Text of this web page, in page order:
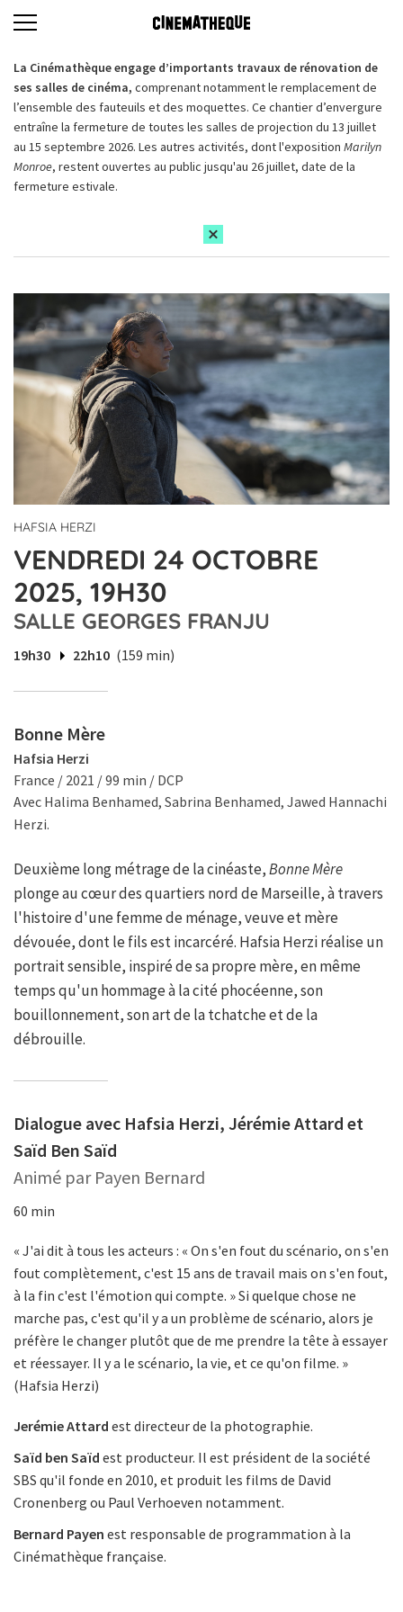
La Cinémathèque engage d’importants travaux de rénovation de
ses salles de cinéma, comprenant notamment le remplacement de
l’ensemble des fauteuils et des moquettes. Ce chantier d’envergure
entraîne la fermeture de toutes les salles de projection du 13 juillet
au 15 septembre 2026. Les autres activités, dont l'exposition Marilyn
Monroe, restent ouvertes au public jusqu'au 26 juillet, date de la
fermeture estivale.
HAFSIA HERZI
VENDREDI 24 OCTOBRE
2025, 19H30
SALLE GEORGES FRANJU
19h30 22h10 (159 min)
Bonne Mère
Hafsia Herzi
France / 2021 / 99 min / DCP
Avec Halima Benhamed, Sabrina Benhamed, Jawed Hannachi
Herzi.
Deuxième long métrage de la cinéaste,Bonne Mère
plonge au cœur des quartiers nord de Marseille, à travers
l'histoire d'une femme de ménage, veuve et mère
dévouée, dont le fils est incarcéré. Hafsia Herzi réalise un
portrait sensible, inspiré de sa propre mère, en même
temps qu'un hommage à la cité phocéenne, son
bouillonnement, son art de la tchatche et de la
débrouille.
Dialogue avec Hafsia Herzi, Jérémie Attard et
Saïd Ben Saïd
Animé par Payen Bernard
60 min
« J'ai dit à tous les acteurs : « On s'en fout du scénario, on s'en
fout complètement, c'est 15 ans de travail mais on s'en fout,
à la fin c'est l'émotion qui compte. » Si quelque chose ne
marche pas, c'est qu'il y a un problème de scénario, alors je
préfère le changer plutôt que de me prendre la tête à essayer
et réessayer. Il y a le scénario, la vie, et ce qu'on filme. »
(Hafsia Herzi)
Jerémie Attard est directeur de la photographie.
Saïd ben Saïd est producteur. Il est président de la société
SBS qu'il fonde en 2010, et produit les films de David
Cronenberg ou Paul Verhoeven notamment.
Bernard Payen est responsable de programmation à la
Cinémathèque française.